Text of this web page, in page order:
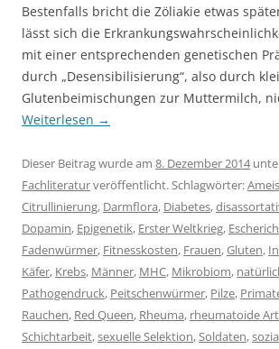
Bestenfalls bricht die Zöliakie etwas
lässt sich die
mit einer entsprechenden genetischen
durch „Desensibilisierung“, also durch
Glutenbeimischungen zur Muttermilch,
Weiterlesen →
Dieser Beitrag wurde am 8. Dezember 2014
Fachliteraturveröffentlicht. Schlagwörter:
Citrullinierung, Darmflora, Diabetes,
Dopamin, Epigenetik, Erster Weltkrieg,
Fadenwürmer, Fitnesskosten, Frauen,Gluten,
Käfer, Krebs, Männer, MHC, Mikrobiom,
Pathogendruck, Peitschenwürmer, Pilze,
Rauchen, Red Queen, Rheuma, rheumatoide
Schichtarbeit,sexuelle Selektion,Soldaten,